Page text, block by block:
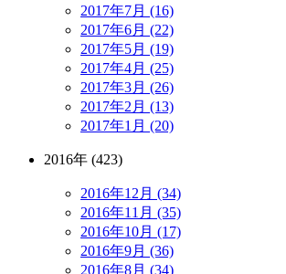
2017年7月 (16)
2017年6月 (22)
2017年5月 (19)
2017年4月 (25)
2017年3月 (26)
2017年2月 (13)
2017年1月 (20)
2016年 (423)
2016年12月 (34)
2016年11月 (35)
2016年10月 (17)
2016年9月 (36)
2016年8月 (34)